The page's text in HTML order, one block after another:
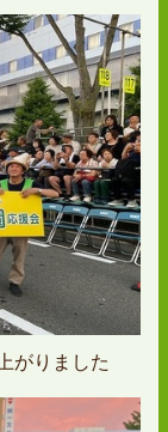
がりました